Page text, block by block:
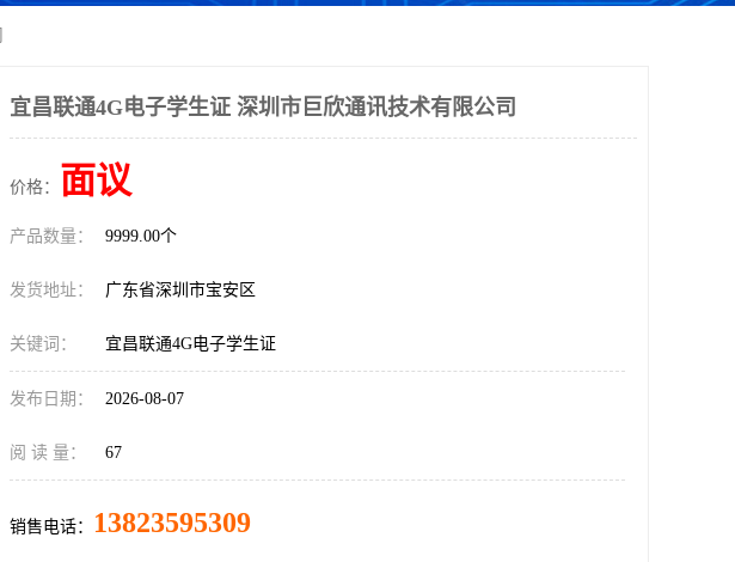
宜昌联通4G电子学生证 深圳市巨欣通讯技术有限公司
价格： 面议
产品数量： 9999.00个
发货地址： 广东省深圳市宝安区
关键词： 宜昌联通4G电子学生证
发布日期： 2026-08-07
阅 读 量： 67
销售电话： 13823595309